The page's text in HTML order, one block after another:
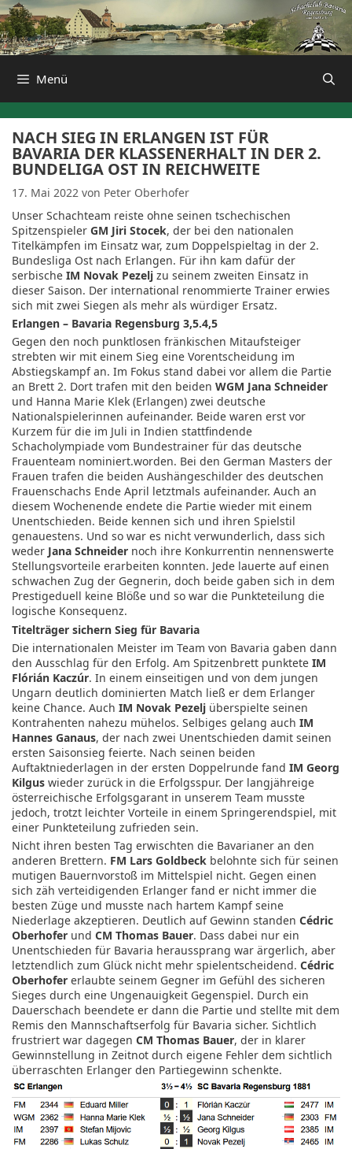
Zum
Inhalt
springen
Menü
NACH SIEG IN ERLANGEN IST FÜR
BAVARIA DER KLASSENERHALT IN DER 2.
BUNDELIGA OST IN REICHWEITE
17. Mai 2022 von Peter Oberhofer
Unser Schachteam reiste ohne seinen tschechischen
Spitzenspieler GM Jiri Stocek, der bei den nationalen
Titelkämpfen im Einsatz war, zum Doppelspieltag in der 2.
Bundesliga Ost nach Erlangen. Für ihn kam dafür der
serbische IM Novak Pezelj zu seinem zweiten Einsatz in
dieser Saison. Der international renommierte Trainer erwies
sich mit zwei Siegen als mehr als würdiger Ersatz.
Erlangen – Bavaria Regensburg 3,5.4,5
Gegen den noch punktlosen fränkischen Mitaufsteiger
strebten wir mit einem Sieg eine Vorentscheidung im
Abstiegskampf an. Im Fokus stand dabei vor allem die Partie
an Brett 2. Dort trafen mit den beiden WGM Jana Schneider
und Hanna Marie Klek (Erlangen) zwei deutsche
Nationalspielerinnen aufeinander. Beide waren erst vor
Kurzem für die im Juli in Indien stattfindende
Schacholympiade vom Bundestrainer für das deutsche
Frauenteam nominiert.worden. Bei den German Masters der
Frauen trafen die beiden Aushängeschilder des deutschen
Frauenschachs Ende April letztmals aufeinander. Auch an
diesem Wochenende endete die Partie wieder mit einem
Unentschieden. Beide kennen sich und ihren Spielstil
genauestens. Und so war es nicht verwunderlich, dass sich
weder Jana Schneider noch ihre Konkurrentin nennenswerte
Stellungsvorteile erarbeiten konnten. Jede lauerte auf einen
schwachen Zug der Gegnerin, doch beide gaben sich in dem
Prestigeduell keine Blöße und so war die Punkteteilung die
logische Konsequenz.
Titelträger sichern Sieg für Bavaria
Die internationalen Meister im Team von Bavaria gaben dann
den Ausschlag für den Erfolg. Am Spitzenbrett punktete IM
Flórián Kaczúr. In einem einseitigen und von dem jungen
Ungarn deutlich dominierten Match ließ er dem Erlanger
keine Chance. Auch IM Novak Pezelj überspielte seinen
Kontrahenten nahezu mühelos. Selbiges gelang auch IM
Hannes Ganaus, der nach zwei Unentschieden damit seinen
ersten Saisonsieg feierte. Nach seinen beiden
Auftaktniederlagen in der ersten Doppelrunde fand IM Georg
Kilgus wieder zurück in die Erfolgsspur. Der langjähreige
österreichische Erfolgsgarant in unserem Team musste
jedoch, trotzt leichter Vorteile in einem Springerendspiel, mit
einer Punkteteilung zufrieden sein.
Nicht ihren besten Tag erwischten die Bavarianer an den
anderen Brettern. FM Lars Goldbeck belohnte sich für seinen
mutigen Bauernvorstoß im Mittelspiel nicht. Gegen einen
sich zäh verteidigenden Erlanger fand er nicht immer die
besten Züge und musste nach hartem Kampf seine
Niederlage akzeptieren. Deutlich auf Gewinn standen Cédric
Oberhofer und CM Thomas Bauer. Dass dabei nur ein
Unentschieden für Bavaria heraussprang war ärgerlich, aber
letztendlich zum Glück nicht mehr spielentscheidend. Cédric
Oberhofer erlaubte seinem Gegner im Gefühl des sicheren
Sieges durch eine Ungenauigkeit Gegenspiel. Durch ein
Dauerschach beendete er dann die Partie und stellte mit dem
Remis den Mannschaftserfolg für Bavaria sicher. Sichtlich
frustriert war dagegen CM Thomas Bauer, der in klarer
Gewinnstellung in Zeitnot durch eigene Fehler dem sichtlich
überraschten Erlanger den Partiegewinn schenkte.